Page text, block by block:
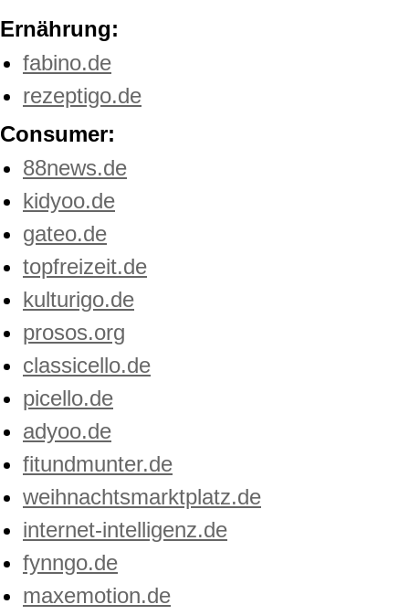
Ernährung:
fabino.de
rezeptigo.de
Consumer:
88news.de
kidyoo.de
gateo.de
topfreizeit.de
kulturigo.de
prosos.org
classicello.de
picello.de
adyoo.de
fitundmunter.de
weihnachtsmarktplatz.de
internet-intelligenz.de
fynngo.de
maxemotion.de